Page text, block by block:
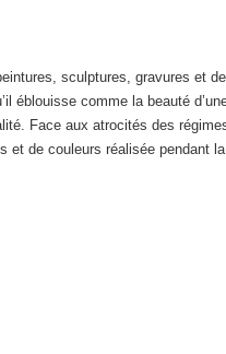
sculptures, gravures et
éblouisse comme la beauté
Face aux atrocités des
et de couleurs réalisée pendant